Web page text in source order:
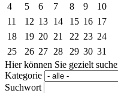
4
5 6 7 8 9
10
11
12 13 14 15 16 17
18
19 20 21 22 23 24
25
26 27 28 29 30 31
Hier können Sie gezielt
Kategorie
Suchwort